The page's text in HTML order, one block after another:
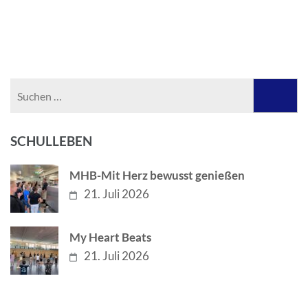
SCHULLEBEN
MHB-Mit Herz bewusst genießen
21. Juli 2026
My Heart Beats
21. Juli 2026